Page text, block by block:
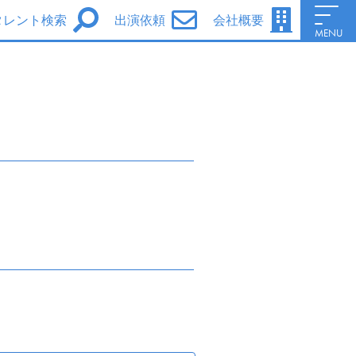
レント検索 出演依頼 会社概要
MENU
シグマ・セブンフェイス
ファンレターについて